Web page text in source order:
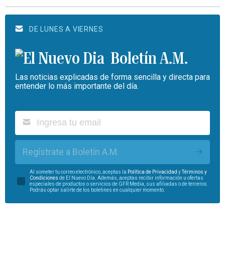
DE LUNES A VIERNES
Boletín A.M.
Las noticias explicadas de forma sencilla y directa para
entender lo más importante del día.
Regístrate a Boletín A.M.
Al someter tu correo electrónico, aceptas la Política de Privacidad yTérminos y
Condiciones de El Nuevo Día. Además, aceptas recibir información u ofertas
especiales de productos o servicios de GFR Media, sus afiliadas o de terceros.
Podrás optar salirte de los boletines en cualquier momento.